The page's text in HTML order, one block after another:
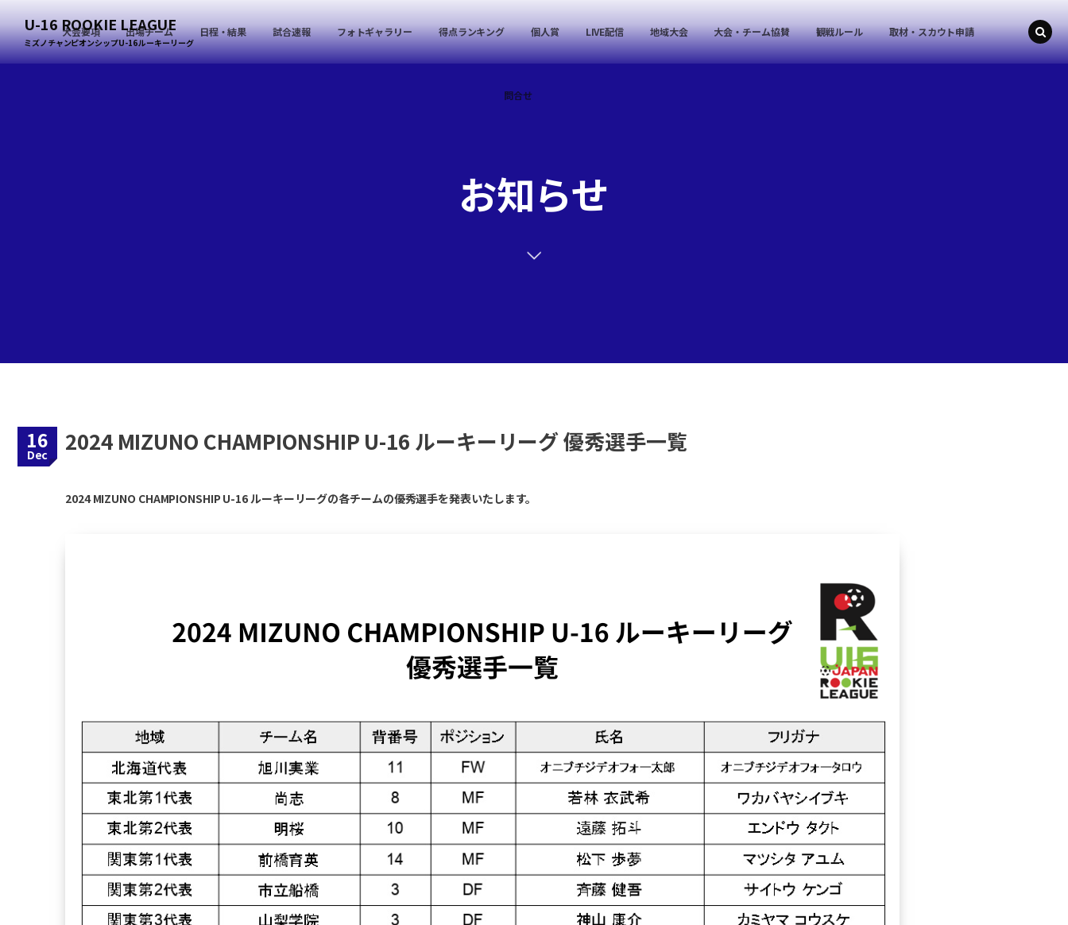
U-16 ROOKIE LEAGUE
ミズノチャンピオンシップU-16 ルーキーリーグ
大会要項 出場チーム 日程・結果 試合速報 フォトギャラリー 得点ランキング 個人賞 LIVE配信 地域大会 大会・チーム協賛 観戦ルール 取材・スカウト申請
問合せ
お知らせ
16
Dec 2024 MIZUNO CHAMPIONSHIP U-16 ルーキーリーグ 優秀選手一覧
2024 MIZUNO CHAMPIONSHIP U-16 ルーキーリーグの各チームの優秀選手を発表いたします。